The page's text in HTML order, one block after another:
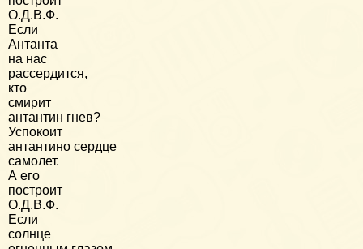
О.Д.В.Ф.
Если
Антанта
на нас
рассердится,
кто
смирит
антантин гнев?
Успокоит
антантино сердце
самолет.
А его
построит
О.Д.В.Ф.
Если
солнце